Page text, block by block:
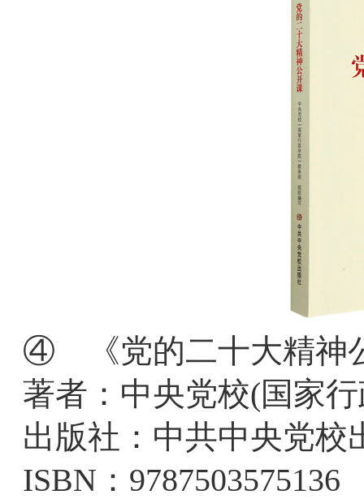
④ 《党的二十大精神
著者：中央党校(国家
出版社：中共中央党校
ISBN：9787503575136